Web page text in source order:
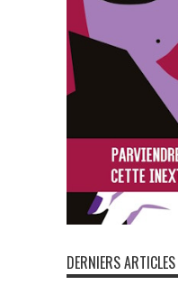
DERNIERS ARTICLES